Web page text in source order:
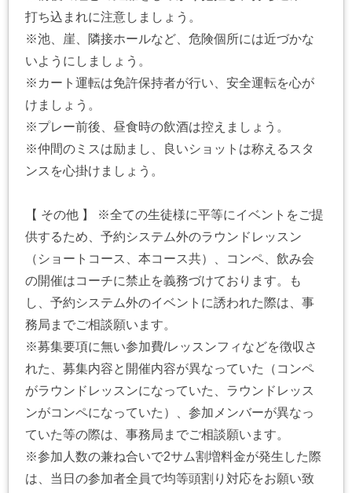
打ち込まれに注意しましょう。
※池、崖、隣接ホールなど、危険個所には近づかな
いようにしましょう。
※カート運転は免許保持者が行い、安全運転を心が
けましょう。
※プレー前後、昼食時の飲酒は控えましょう。
※仲間のミスは励まし、良いショットは称えるスタ
ンスを心掛けましょう。
【 その他 】 ※全ての生徒様に平等にイベントをご提
供するため、予約システム外のラウンドレッスン
（ショートコース、本コース共）、コンペ、飲み会
の開催はコーチに禁止を義務づけております。も
し、予約システム外のイベントに誘われた際は、事
務局までご相談願います。
※募集要項に無い参加費/レッスンフィなどを徴収さ
れた、募集内容と開催内容が異なっていた（コンペ
がラウンドレッスンになっていた、ラウンドレッス
ンがコンペになっていた）、参加メンバーが異なっ
ていた等の際は、事務局までご相談願います。
※参加人数の兼ね合いで2サム割増料金が発生した際
は、当日の参加者全員で均等頭割り対応をお願い致